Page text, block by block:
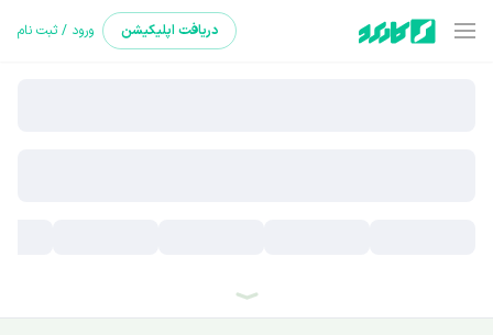
دریافت اپلیکیشن ورود / ثبت نام